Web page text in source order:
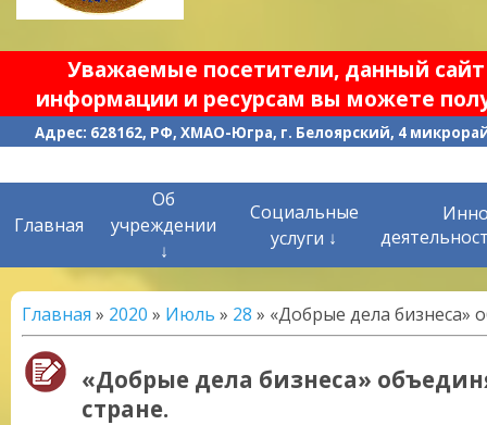
Уважаемые посетители, данный
информации и ресурсам вы можете
Адрес: 628162, РФ, ХМАО-Югра, г. Белоярский, 4
Главная
Об
учреждении
↓
Социальные
услуги ↓
Главная » 2020 » Июль » 28 » «Добрые дела бизнеса»
«Добрые дела бизнеса»
стране.